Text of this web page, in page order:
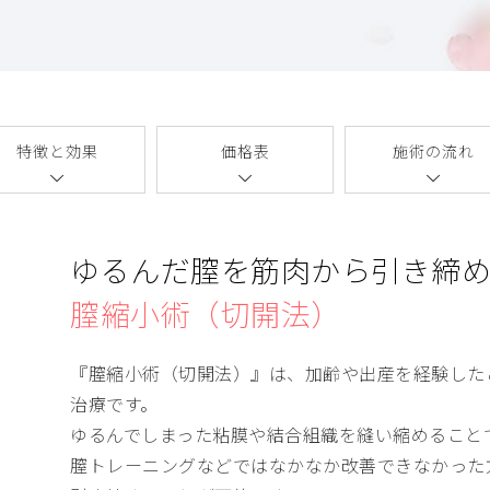
特徴と効果 価格表 施術の流れ
ゆるんだ膣を筋肉から引き締め
膣縮小術（切開法）
『膣縮小術（切開法）』は、加齢や出産を経験し
治療です。
ゆるんでしまった粘膜や結合組織を縫い縮めるこ
膣トレーニングなどではなかなか改善できなかっ